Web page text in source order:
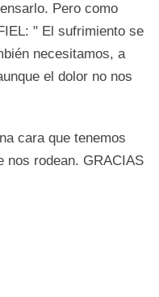
Pero como
" El sufrimiento se
necesitamos, a
el dolor no nos
cara que tenemos
nos rodean. GRACIAS